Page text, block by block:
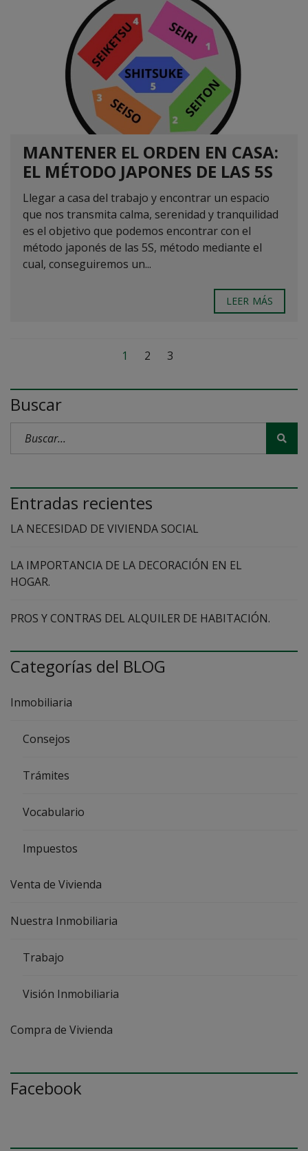
MANTENER EL ORDEN EN CASA:
EL MÉTODO JAPONES DE LAS 5S
Llegar a casa del trabajo y encontrar un espacio
que nos transmita calma, serenidad y tranquilidad
es el objetivo que podemos encontrar con el
método japonés de las 5S, método mediante el
cual, conseguiremos un...
LEER MÁS
1 2 3
Buscar
Entradas recientes
LA NECESIDAD DE VIVIENDA SOCIAL
LA IMPORTANCIA DE LA DECORACIÓN EN EL
HOGAR.
PROS Y CONTRAS DEL ALQUILER DE HABITACIÓN.
Categorías del BLOG
Inmobiliaria
Consejos
Trámites
Vocabulario
Impuestos
Venta de Vivienda
Nuestra Inmobiliaria
Trabajo
Visión Inmobiliaria
Compra de Vivienda
Facebook